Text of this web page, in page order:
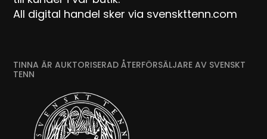
All digital handel sker via svenskttenn.com
TINNA ÄR AUKTORISERAD ÅTERFÖRSÄLJARE AV SVENSKT
TENN